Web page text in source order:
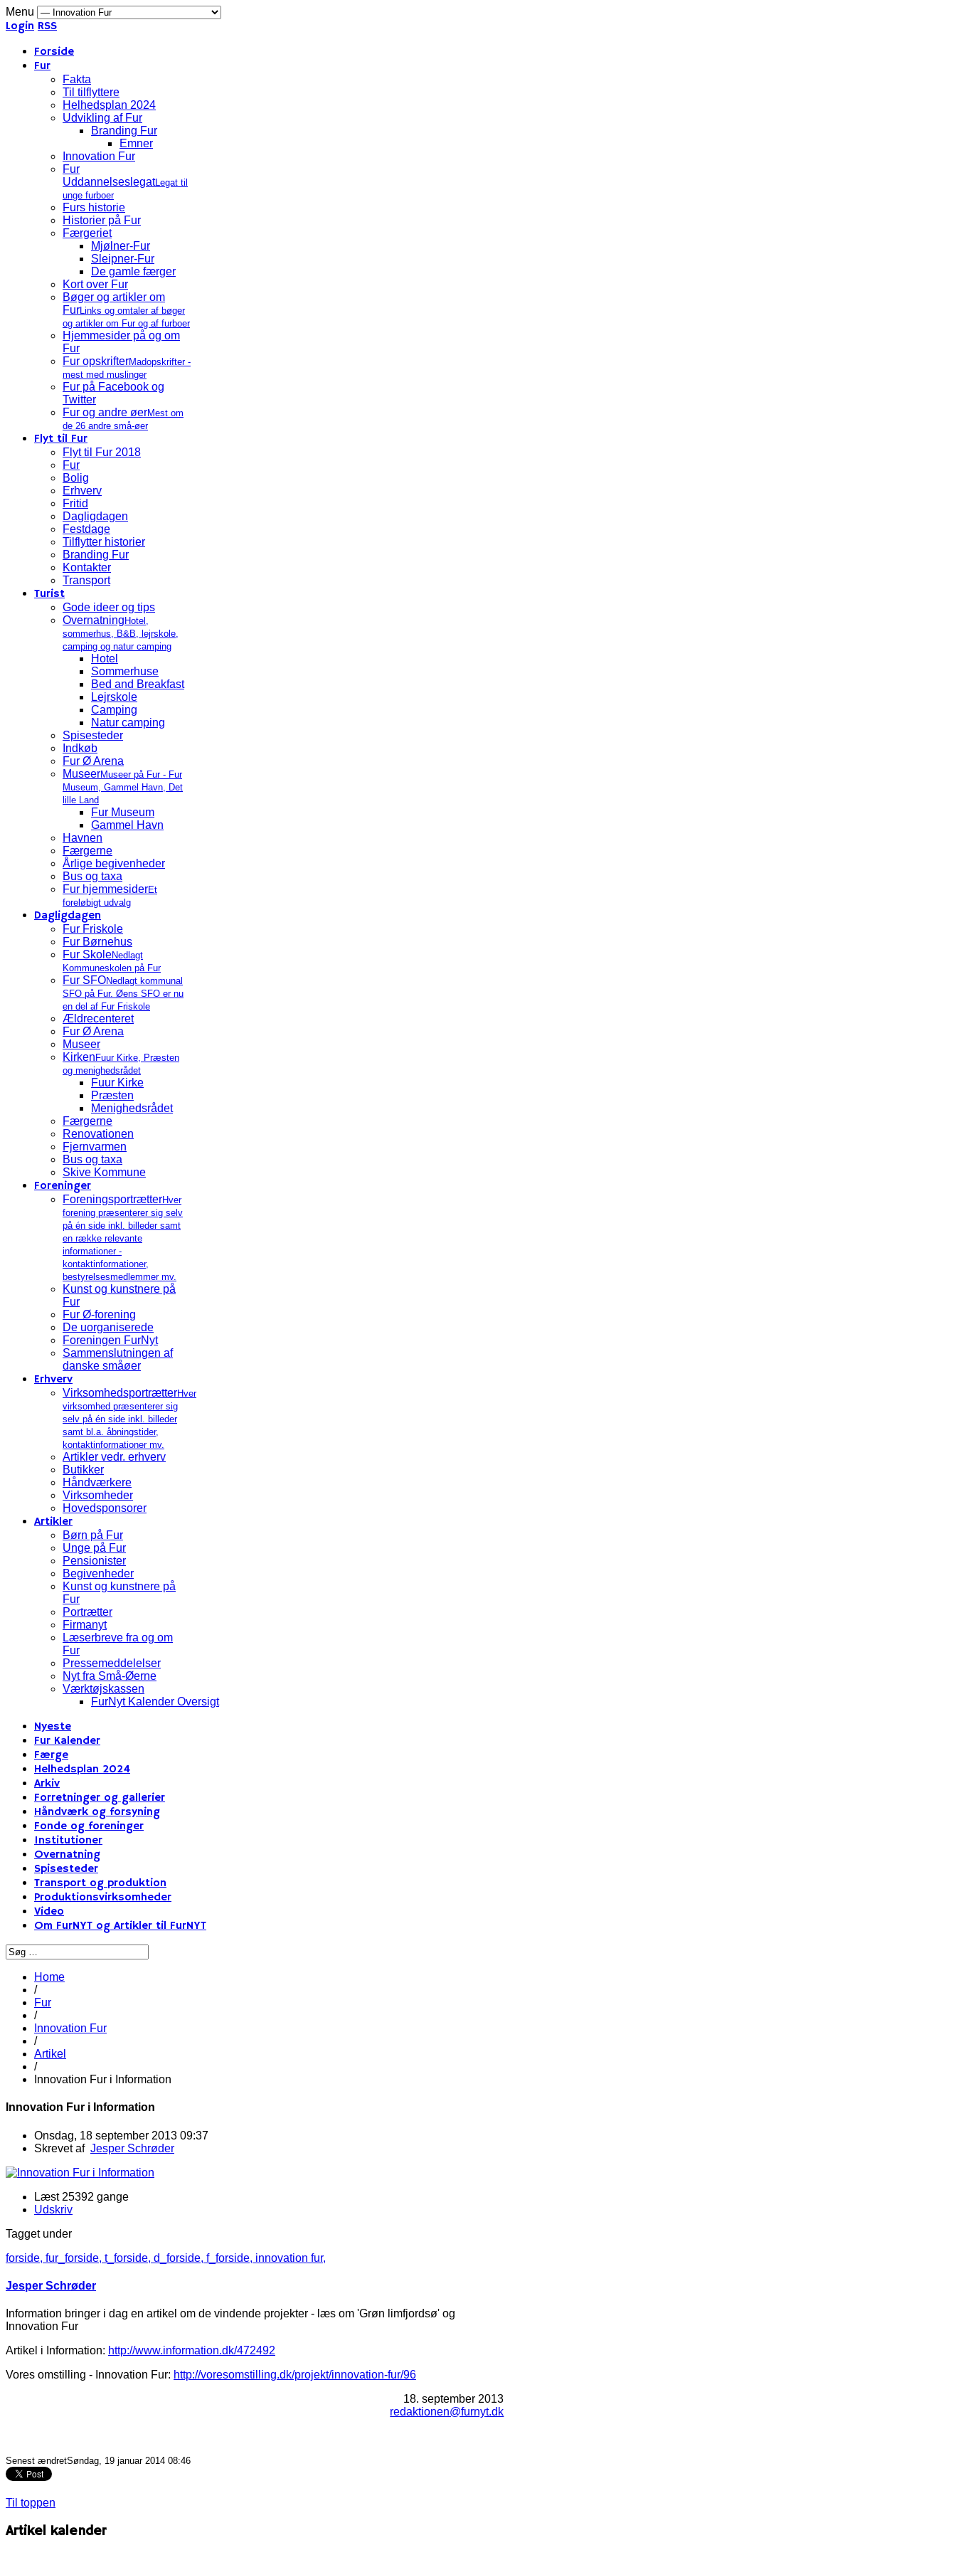
Menu
Login RSS
Forside
Fur
Fakta
Til tilflyttere
Helhedsplan 2024
Udvikling af Fur
Branding Fur
Emner
Innovation Fur
Fur
UddannelseslegatLegat til
unge furboer
Furs historie
Historier på Fur
Færgeriet
Mjølner-Fur
Sleipner-Fur
De gamle færger
Kort over Fur
Bøger og artikler om
FurLinks og omtaler af bøger
og artikler om Fur og af furboer
Hjemmesider på og om
Fur
Fur opskrifterMadopskrifter -
mest med muslinger
Fur på Facebook og
Twitter
Fur og andre øerMest om
de 26 andre små-øer
Flyt til Fur
Flyt til Fur 2018
Fur
Bolig
Erhverv
Fritid
Dagligdagen
Festdage
Tilflytter historier
Branding Fur
Kontakter
Transport
Turist
Gode ideer og tips
Overnatning Hotel,
sommerhus, B&B, lejrskole,
camping og natur camping
Hotel
Sommerhuse
Bed and Breakfast
Lejrskole
Camping
Natur camping
Spisesteder
Indkøb
Fur Ø Arena
MuseerMuseer på Fur - Fur
Museum, Gammel Havn, Det
lille Land
Fur Museum
Gammel Havn
Havnen
Færgerne
Årlige begivenheder
Bus og taxa
Fur hjemmesiderEt
foreløbigt udvalg
Dagligdagen
Fur Friskole
Fur Børnehus
Fur SkoleNedlagt
Kommuneskolen på Fur
Fur SFONedlagt kommunal
SFO på Fur. Øens SFO er nu
en del af Fur Friskole
Ældrecenteret
Fur Ø Arena
Museer
Kirken Fuur Kirke, Præsten
og menighedsrådet
Fuur Kirke
Præsten
Menighedsrådet
Færgerne
Renovationen
Fjernvarmen
Bus og taxa
Skive Kommune
Foreninger
ForeningsportrætterHver
forening præsenterer sig selv
på én side inkl. billeder samt
en række relevante
informationer -
kontaktinformationer,
bestyrelsesmedlemmer mv.
Kunst og kunstnere på
Fur
Fur Ø-forening
De uorganiserede
Foreningen FurNyt
Sammenslutningen af
danske småøer
Erhverv
VirksomhedsportrætterHver
virksomhed præsenterer sig
selv på én side inkl. billeder
samt bl.a. åbningstider,
kontaktinformationer mv.
Artikler vedr. erhverv
Butikker
Håndværkere
Virksomheder
Hovedsponsorer
Artikler
Børn på Fur
Unge på Fur
Pensionister
Begivenheder
Kunst og kunstnere på
Fur
Portrætter
Firmanyt
Læserbreve fra og om
Fur
Pressemeddelelser
Nyt fra Små-Øerne
Værktøjskassen
FurNyt Kalender Oversigt
Nyeste
Fur Kalender
Færge
Helhedsplan 2024
Arkiv
Forretninger og gallerier
Håndværk og forsyning
Fonde og foreninger
Institutioner
Overnatning
Spisesteder
Transport og produktion
Produktionsvirksomheder
Video
Om FurNYT og Artikler til FurNYT
Home
/
Fur
/
Innovation Fur
/
Artikel
/
Innovation Fur i Information
Innovation Fur i Information
Onsdag, 18 september 2013 09:37
Skrevet af Jesper Schrøder
Læst 25392 gange
Udskriv
Tagget under
forside, fur_forside, t_forside, d_forside, f_forside, innovation fur,
Jesper Schrøder
Information bringer i dag en artikel om de vindende projekter - læs om 'Grøn limfjordsø' og
Innovation Fur
Artikel i Information: http://www.information.dk/472492
Vores omstilling - Innovation Fur: http://voresomstilling.dk/projekt/innovation-fur/96
18. september 2013
redaktionen@furnyt.dk
Senest ændretSøndag, 19 januar 2014 08:46
Til toppen
Artikel kalender